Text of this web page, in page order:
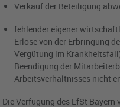
Verkauf der Beteiligung
fehlender eigener
Erlöse von der Erbringung
Vergütung im
Beendigung der
Arbeitsverhältnisses nicht
Die Verfügung des LfSt